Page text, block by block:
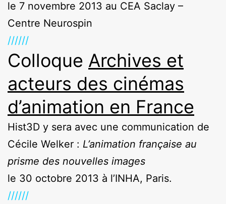
le 7 novembre 2013 au CEA Saclay –
Centre Neurospin
//////
Colloque Archives et
acteurs des cinémas
d’animation en France
Hist3D y sera avec une communication de
Cécile Welker : L’animation française au
prisme des nouvelles images
le 30 octobre 2013 à l’INHA, Paris.
//////